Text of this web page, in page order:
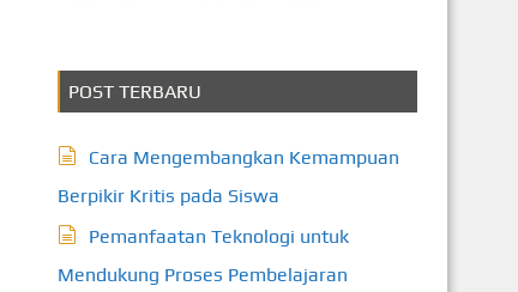
POST TERBARU
Cara Mengembangkan Kemampuan
Berpikir Kritis pada Siswa
Pemanfaatan Teknologi untuk
Mendukung Proses Pembelajaran